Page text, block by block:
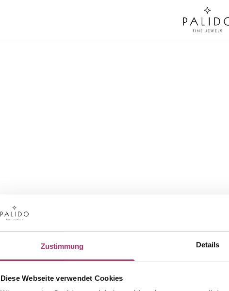
Zustimmung Details
Diese Webseite verwendet Cookies